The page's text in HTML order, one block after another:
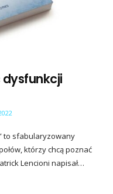
dysfunkcji
to sfabularyzowany
którzy chcą poznać
Lencioni napisał…